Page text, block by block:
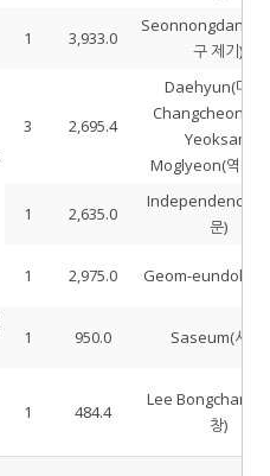
1 3,933.0
Seonnongdan(선
구 제기)
3 2,695.4
Daehyun(대현),
Changcheon(창
Yeoksam
Moglyeon(역삼목
1 2,635.0
Independence (
문)
1 2,975.0 Geom-eundol(검
1 950.0 Saseum(사슴)
1 484.4
Lee Bongchang(
창)